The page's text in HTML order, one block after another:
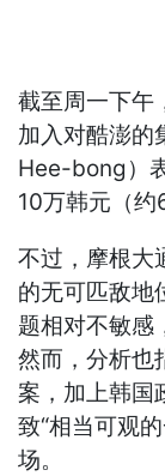
截至周一下午
加入对酷澎的
Hee-bong）
10万韩元（约
不过，摩根大
的无可匹敌地
题相对不敏感
然而，分析也
案，加上韩国
致“相当可观
场。